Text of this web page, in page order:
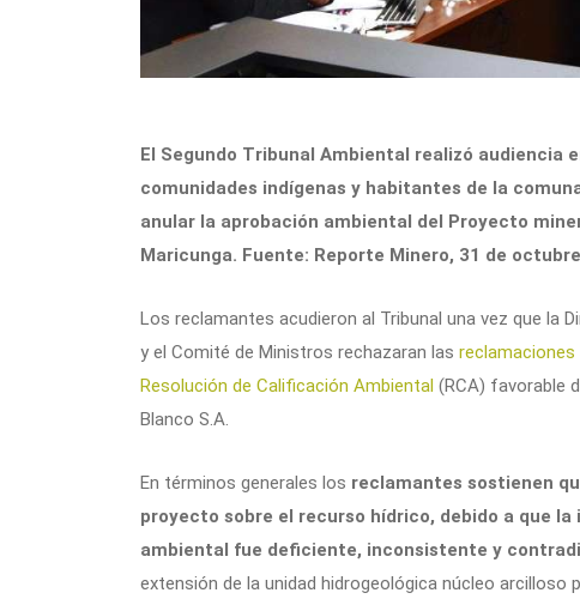
El Segundo Tribunal Ambiental realizó
comunidades indígenas y habitantes de la
anular la aprobación ambiental del Proyecto
Maricunga. Fuente: Reporte Minero, 31 de
Los reclamantes acudieron al Tribunal una vez que la
y el Comité de Ministros rechazaran las
Resolución de Calificación Ambiental (RCA) favorable
Blanco S.A.
En términos generales los reclamantes sostienen
proyecto sobre el recurso hídrico, debido a que
ambiental fue deficiente, inconsistente y
extensión de la unidad hidrogeológica núcleo arcilloso